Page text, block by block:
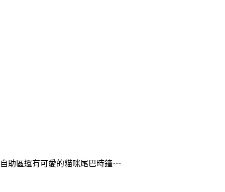
自助區還有可愛的貓咪尾巴時鐘~~